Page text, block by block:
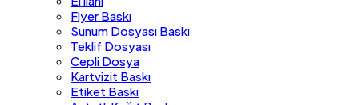
Flyer Baskı
Sunum Dosyası Baskı
Teklif Dosyası
Cepli Dosya
Kartvizit Baskı
Etiket Baskı